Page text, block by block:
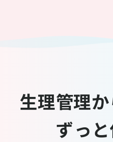
生理管理
ずっ